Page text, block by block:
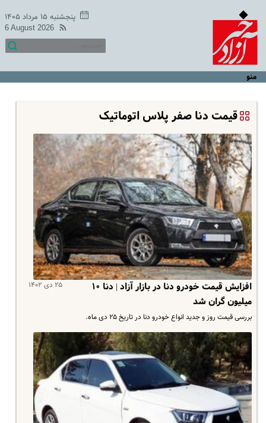
پنجشنبه ۱۵ مرداد ۱۴۰۵
6 August 2026
منو
قیمت دنا صفر پلاس اتوماتیک
۲۵ دی ۱۴۰۲
افزایش قیمت خودرو دنا در بازار آزاد | دنا ۱۰
میلیون گران شد
بررسی قیمت روز و جدید انواع خودرو دنا در تاریخ ۲۵ دی ماه.